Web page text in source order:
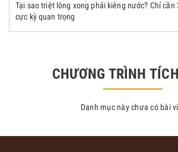
Tại sao triệt lông xong phải kiêng nước? Chỉ
cực kỳ quan trọng
CHƯƠNG TRÌNH
Danh mục này chưa có bài